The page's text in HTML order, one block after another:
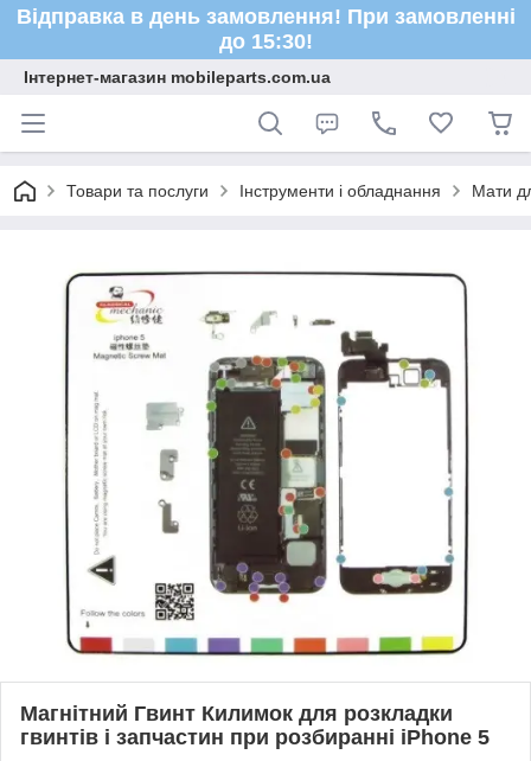
Відправка в день замовлення! При замовленні
до 15:30!
Інтернет-магазин mobileparts.com.ua
Товари та послуги Інструменти і обладнання Мати
Магнітний Гвинт Килимок для розкладки
гвинтів і запчастин при розбиранні iPhone 5